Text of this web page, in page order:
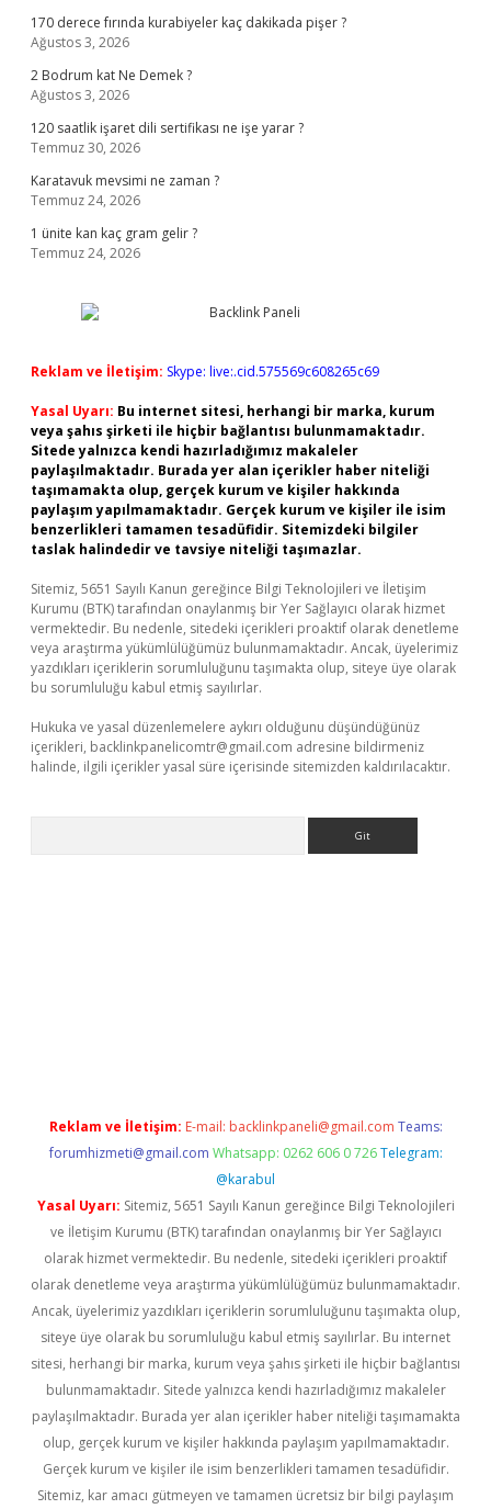
170 derece fırında kurabiyeler kaç dakikada pişer ?
Ağustos 3, 2026
2 Bodrum kat Ne Demek ?
Ağustos 3, 2026
120 saatlik işaret dili sertifikası ne işe yarar ?
Temmuz 30, 2026
Karatavuk mevsimi ne zaman ?
Temmuz 24, 2026
1 ünite kan kaç gram gelir ?
Temmuz 24, 2026
Reklam ve İletişim: Skype: live:.cid.575569c608265c69
Yasal Uyarı: Bu internet sitesi, herhangi bir marka, kurum
veya şahıs şirketi ile hiçbir bağlantısı bulunmamaktadır.
Sitede yalnızca kendi hazırladığımız makaleler
paylaşılmaktadır. Burada yer alan içerikler haber niteliği
taşımamakta olup, gerçek kurum ve kişiler hakkında
paylaşım yapılmamaktadır. Gerçek kurum ve kişiler ile isim
benzerlikleri tamamen tesadüfidir. Sitemizdeki bilgiler
taslak halindedir ve tavsiye niteliği taşımazlar.
Sitemiz, 5651 Sayılı Kanun gereğince Bilgi Teknolojileri ve İletişim
Kurumu (BTK) tarafından onaylanmış bir Yer Sağlayıcı olarak hizmet
vermektedir. Bu nedenle, sitedeki içerikleri proaktif olarak denetleme
veya araştırma yükümlülüğümüz bulunmamaktadır. Ancak, üyelerimiz
yazdıkları içeriklerin sorumluluğunu taşımakta olup, siteye üye olarak
bu sorumluluğu kabul etmiş sayılırlar.
Hukuka ve yasal düzenlemelere aykırı olduğunu düşündüğünüz
içerikleri, backlinkpanelicomtr@gmail.com adresine bildirmeniz
halinde, ilgili içerikler yasal süre içerisinde sitemizden kaldırılacaktır.
Reklam ve İletişim: E-mail: backlinkpaneli@gmail.com Teams:
forumhizmeti@gmail.com Whatsapp: 0262 606 0 726 Telegram:
@karabul
Yasal Uyarı: Sitemiz, 5651 Sayılı Kanun gereğince Bilgi Teknolojileri
ve İletişim Kurumu (BTK) tarafından onaylanmış bir Yer Sağlayıcı
olarak hizmet vermektedir. Bu nedenle, sitedeki içerikleri proaktif
olarak denetleme veya araştırma yükümlülüğümüz bulunmamaktadır.
Ancak, üyelerimiz yazdıkları içeriklerin sorumluluğunu taşımakta olup,
siteye üye olarak bu sorumluluğu kabul etmiş sayılırlar. Bu internet
sitesi, herhangi bir marka, kurum veya şahıs şirketi ile hiçbir bağlantısı
bulunmamaktadır. Sitede yalnızca kendi hazırladığımız makaleler
paylaşılmaktadır. Burada yer alan içerikler haber niteliği taşımamakta
olup, gerçek kurum ve kişiler hakkında paylaşım yapılmamaktadır.
Gerçek kurum ve kişiler ile isim benzerlikleri tamamen tesadüfidir.
Sitemiz, kar amacı gütmeyen ve tamamen ücretsiz bir bilgi paylaşım